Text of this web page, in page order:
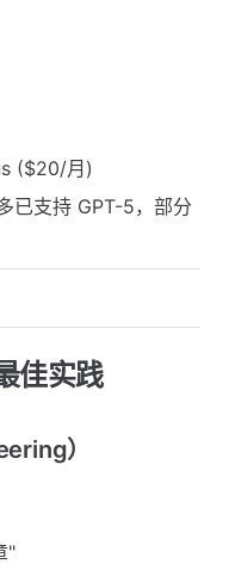
($20/月)
已支持 GPT-5，部分
佳实践
）
"